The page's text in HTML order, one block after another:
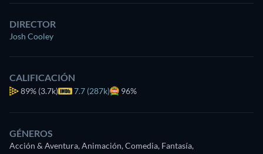
DIRECTOR
Josh Cooley
CALIFICACIÓN
89% (3.7k) 7.7 (287k) 96%
GÉNEROS
Acción & Aventura, Animación, Comedia, Fantasía,